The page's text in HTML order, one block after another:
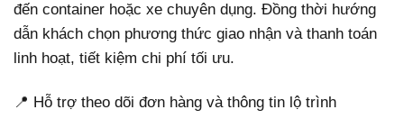
đến container hoặc xe chuyên dụng. Đồng thời hướng
dẫn khách chọn phương thức giao nhận và thanh toán
linh hoạt, tiết kiệm chi phí tối ưu.
📍 Hỗ trợ theo dõi đơn hàng và thông tin lộ trình